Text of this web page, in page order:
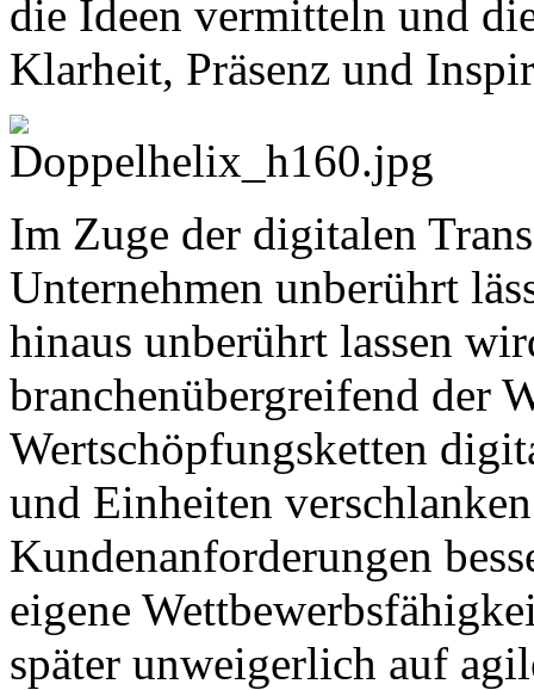
die Ideen vermitteln und
Klarheit, Präsenz und
Im Zuge der digitalen
Unternehmen unberührt
hinaus unberührt lassen
branchenübergreifend der
Wertschöpfungsketten
und Einheiten
Kundenanforderungen
eigene
später unweigerlich auf